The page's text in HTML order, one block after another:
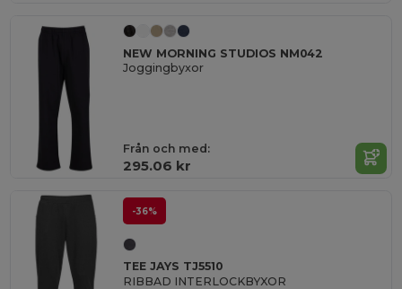
NEW MORNING STUDIOS NM042
Joggingbyxor
Från och med:
295.06 kr
-36%
TEE JAYS TJ5510
RIBBAD INTERLOCKBYXOR